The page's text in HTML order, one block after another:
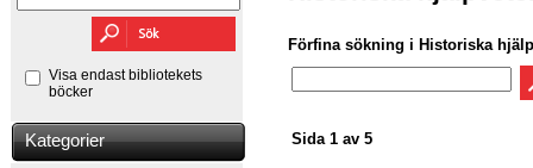
Visa endast bibliotekets
böcker
Kategorier
Förfina sökning i Historiska
Sida 1 av 5